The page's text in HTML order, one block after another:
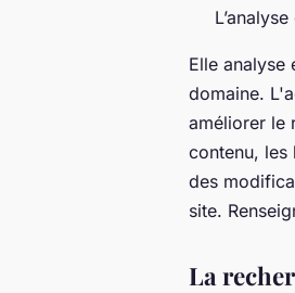
Elle analyse
domaine.
améliorer le
contenu, les
des
site.
La